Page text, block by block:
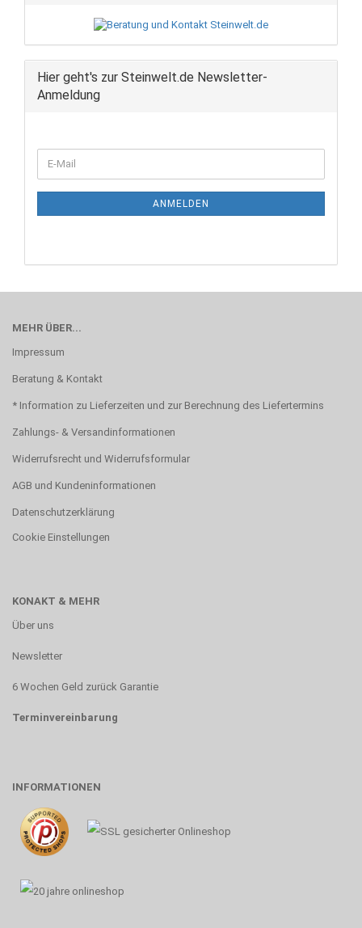
Hier geht's zur Steinwelt.de Newsletter-
Anmeldung
ZUR
NEWSLETTER-
E-
Mail
ANMELDEN
MEHR ÜBER...
Impressum
Beratung & Kontakt
* Information zu Lieferzeiten und zur Berechnung des Liefertermins
Zahlungs- & Versandinformationen
Widerrufsrecht und Widerrufsformular
AGB und Kundeninformationen
Datenschutzerklärung
Cookie Einstellungen
KONAKT & MEHR
Über uns
Newsletter
6 Wochen Geld zurück Garantie
Terminvereinbarung
INFORMATIONEN